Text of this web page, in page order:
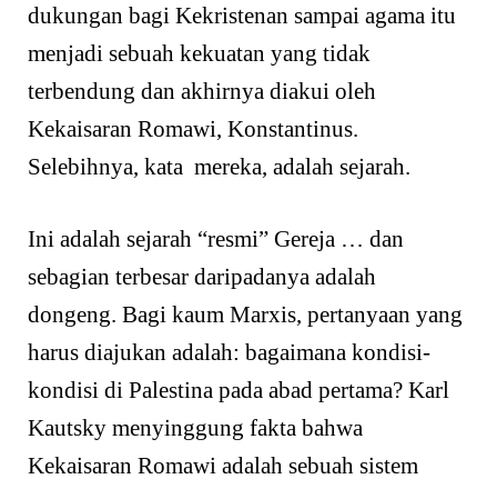
dukungan bagi Kekristenan sampai agama itu
menjadi sebuah kekuatan yang tidak
terbendung dan akhirnya diakui oleh
Kekaisaran Romawi, Konstantinus.
Selebihnya, kata mereka, adalah sejarah.
Ini adalah sejarah “resmi” Gereja … dan
sebagian terbesar daripadanya adalah
dongeng. Bagi kaum Marxis, pertanyaan yang
harus diajukan adalah: bagaimana kondisi-
kondisi di Palestina pada abad pertama? Karl
Kautsky menyinggung fakta bahwa
Kekaisaran Romawi adalah sebuah sistem